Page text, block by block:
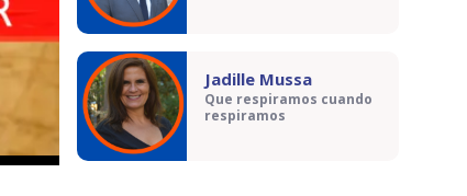
Jadille Mussa
Que respiramos cuando
respiramos